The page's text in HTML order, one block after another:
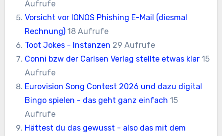
Aufrufe
Vorsicht vor IONOS Phishing E-Mail (diesmal
Rechnung) 18 Aufrufe
Toot Jokes - Instanzen 29 Aufrufe
Conni bzw der Carlsen Verlag stellte etwas klar 15
Aufrufe
Eurovision Song Contest 2026 und dazu digital
Bingo spielen - das geht ganz einfach 15
Aufrufe
Hättest du das gewusst - also das mit dem